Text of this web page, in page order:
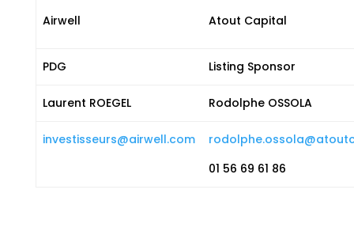
Airwell Atout Capital
PDG Listing Sponsor
Laurent ROEGEL Rodolphe OSSOLA
investisseurs@airwell.com
01 56 69 61 86